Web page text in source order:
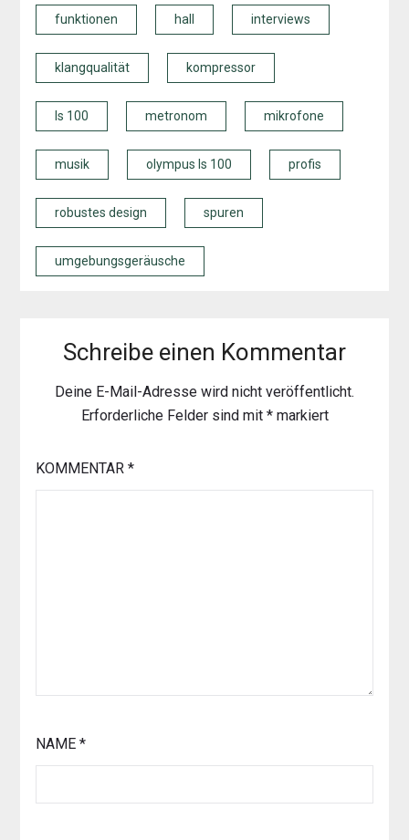
funktionen hall interviews
klangqualität kompressor
ls 100 metronom mikrofone
musik olympus ls 100 profis
robustes design spuren
umgebungsgeräusche
Schreibe einen Kommentar
Deine E-Mail-Adresse wird nicht veröffentlicht.
Erforderliche Felder sind mit *markiert
KOMMENTAR *
NAME *